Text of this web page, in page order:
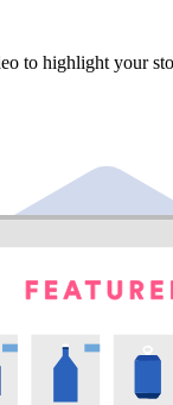
to highlight your